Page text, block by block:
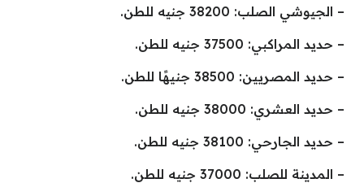
– الجيوشي الصلب: 38200 جنيه للطن.
– حديد المراكبي: 37500 جنيه للطن.
– حديد المصريين: 38500 جنيهًا للطن.
– حديد العشري: 38000 جنيه للطن.
– حديد الجارحي: 38100 جنيه للطن.
– المدينة للصلب: 37000 جنيه للطن.